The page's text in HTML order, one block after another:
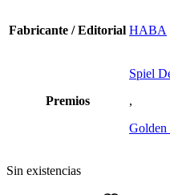
Fabricante / Editorial HABA
Premios
Spiel
,
Golden
Sin existencias